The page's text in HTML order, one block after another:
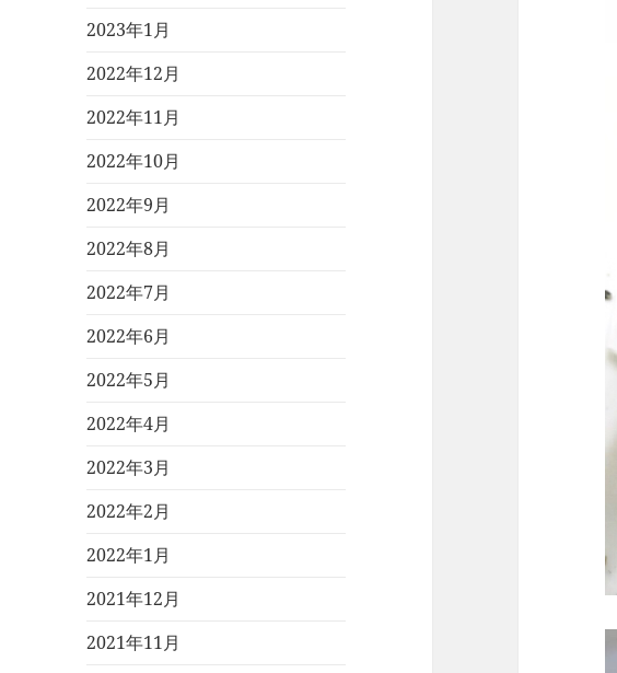
2023年1月
2022年12月
2022年11月
2022年10月
2022年9月
2022年8月
2022年7月
2022年6月
2022年5月
2022年4月
2022年3月
2022年2月
2022年1月
2021年12月
2021年11月